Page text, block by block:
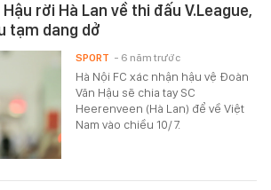
rời Hà Lan về thi đấu V.League,
tạm dang dở
Hà Nội FC xác nhận hậu vệ Đoàn
Văn Hậu sẽ chia tay SC
Heerenveen (Hà Lan) để về Việt
Nam vào chiều 10/7.
SPORT - 6 năm trước